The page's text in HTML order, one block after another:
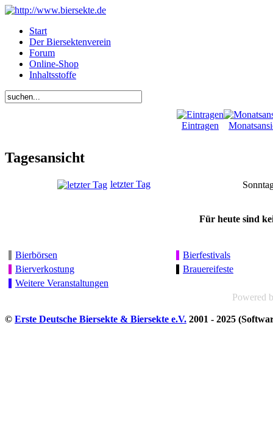
Start
Der Biersektenverein
Forum
Online-Shop
Inhaltsstoffe
Eintragen
Tagesansicht
letzter Tag
Für heute sind
Bierbörsen
Bierfestivals
Bierverkostung
Brauereifeste
Weitere Veranstaltungen
Powered
© Erste Deutsche Biersekte & Biersekte e.V. 2001 - 2025